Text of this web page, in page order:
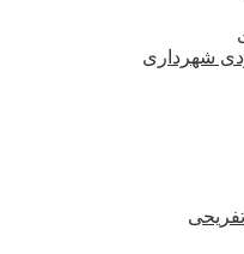
شهرداری